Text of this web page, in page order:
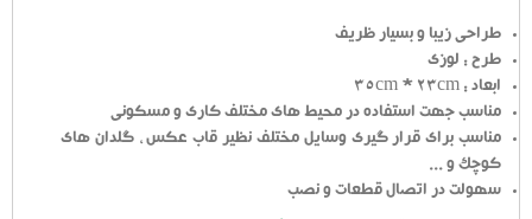
طراحی زیبا و بسیار ظریف
طرح : لوزی
ابعاد : 35cm * 23cm
مناسب جهت استفاده در محیط های مختلف کاری و مسکونی
مناسب برای قرار گیری وسایل مختلف نظیر قاب عکس ، گلدان های
کوچک و ...
سهولت در اتصال قطعات و نصب